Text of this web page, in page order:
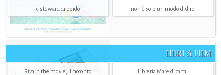
e steward di bordo
non è solo un modo di dire
LIBRI & FILM
Riva in the movie, il racconto
Libreria Mare di carta,